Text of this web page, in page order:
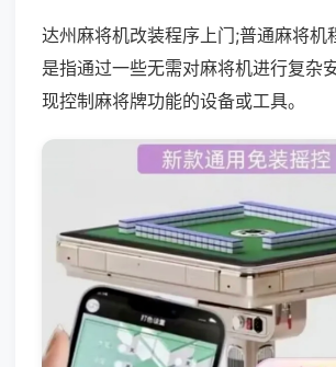
达州麻将机改装程序上门;普通麻将机
是指通过一些无需对麻将机进行复杂
现控制麻将牌功能的设备或工具。